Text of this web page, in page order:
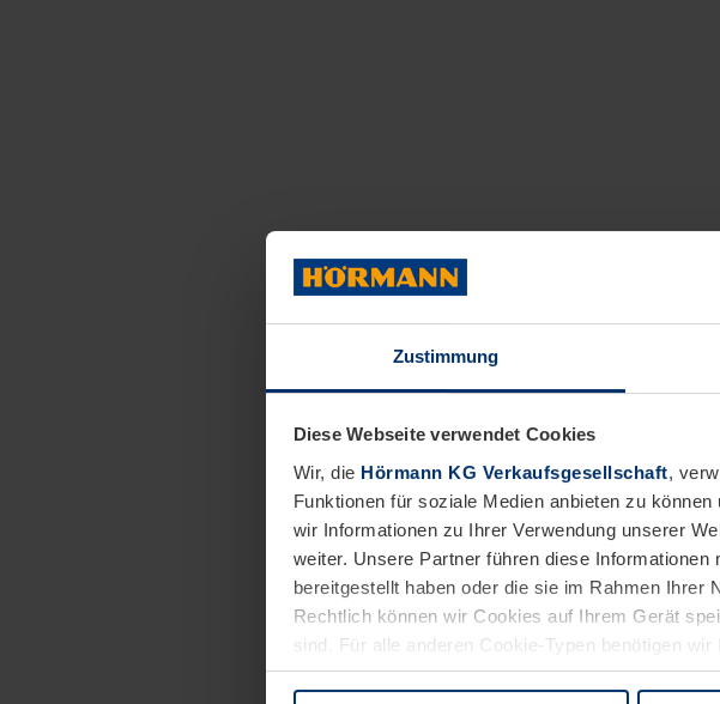
Zustimmung
Diese Webseite verwendet Cookies
Wir, die Hörmann KG Verkaufsgesellschaft,
Funktionen für soziale Medien anbieten zu
wir Informationen zu Ihrer Verwendung unserer
weiter. Unsere Partner führen diese
bereitgestellt haben oder die sie im Rahmen Ihrer
Rechtlich können wir Cookies auf Ihrem Gerät
sind. Für alle anderen Cookie-Typen benötigen
Erläuterung auf der SeiteDatenschutzerklärung